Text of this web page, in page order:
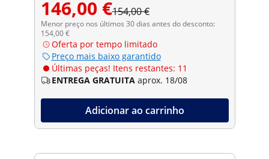
146,00 €154,00 €
Menor preço nos últimos 30 dias antes do desconto:
154,00 €
Oferta por tempo limitado
Preço mais baixo garantido
Últimas peças! Itens restantes: 11
ENTREGA GRATUITA aprox. 18/08
Adicionar ao carrinho